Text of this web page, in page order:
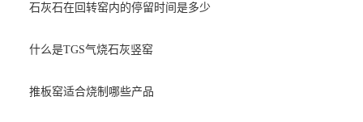
石灰石在回转窑内的停留时间是多少
什么是TGS气烧石灰竖窑
推板窑适合烧制哪些产品